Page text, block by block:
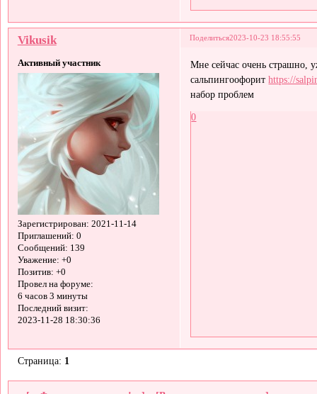
Поделиться2023-10-23 18:55:55
Vikusik
Активный участник
Зарегистрирован: 2021-11-14
Приглашений: 0
Сообщений: 139
Уважение: +0
Позитив: +0
Провел на форуме:
6 часов 3 минуты
Последний визит:
2023-11-28 18:30:36
Мне сейчас очень страшно,
сальпингоофоритhttps://
набор проблем
0
Страница: 1